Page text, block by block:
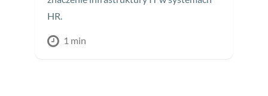
HR.
1 min